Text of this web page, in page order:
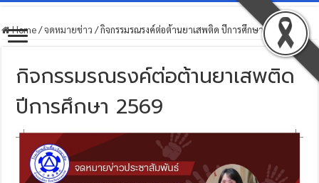
Home/จดหมายข่าว /กิจกรรมรณรงค์ต่อต้านยาเสพติด ปีการศึกษา 2569
กิจกรรมรณรงค์ต่อต้านยาเสพติด
ปีการศึกษา 2569